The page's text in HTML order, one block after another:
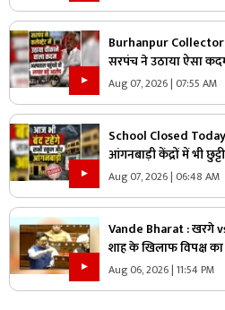
Burhanpur
सरपंच ने उठाया ऐसा
अधिकारी और नेता, जानें
Aug 07, 2026 | 07:55 AM
School Closed
आंगनबाड़ी केंद्रों में भी
जिलाधिकारी ने जारी
Aug 07, 2026 | 06:48 AM
Vande Bharat : खरगे
शाह के खिलाफ विपक्ष का
जाएंगे असली मुद्दे?
Aug 06, 2026 | 11:54 PM